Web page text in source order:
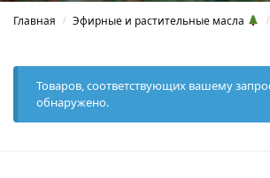
Главная / Эфирные и растительные масла /
Товаров, соответствующих вашему
обнаружено.